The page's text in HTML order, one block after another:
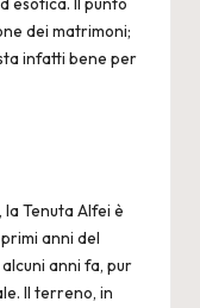
dei matrimoni;
infatti bene per
, la Tenuta Alfei è
anni del
anni fa, pur
Il terreno, in